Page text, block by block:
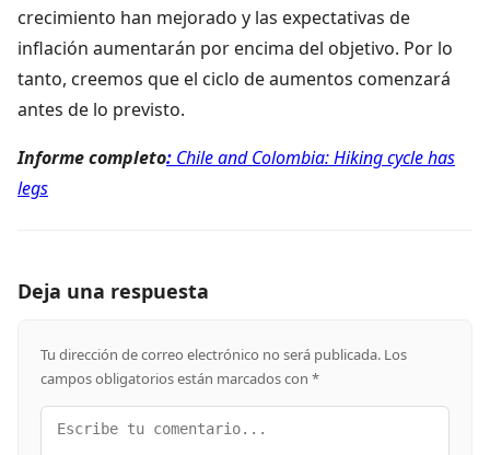
crecimiento han mejorado y las expectativas de
inflación aumentarán por encima del objetivo. Por lo
tanto, creemos que el ciclo de aumentos comenzará
antes de lo previsto.
Informe completo: Chile and Colombia: Hiking cycle has
legs
Deja una respuesta
Tu dirección de correo electrónico no será publicada. Los
campos obligatorios están marcados con *